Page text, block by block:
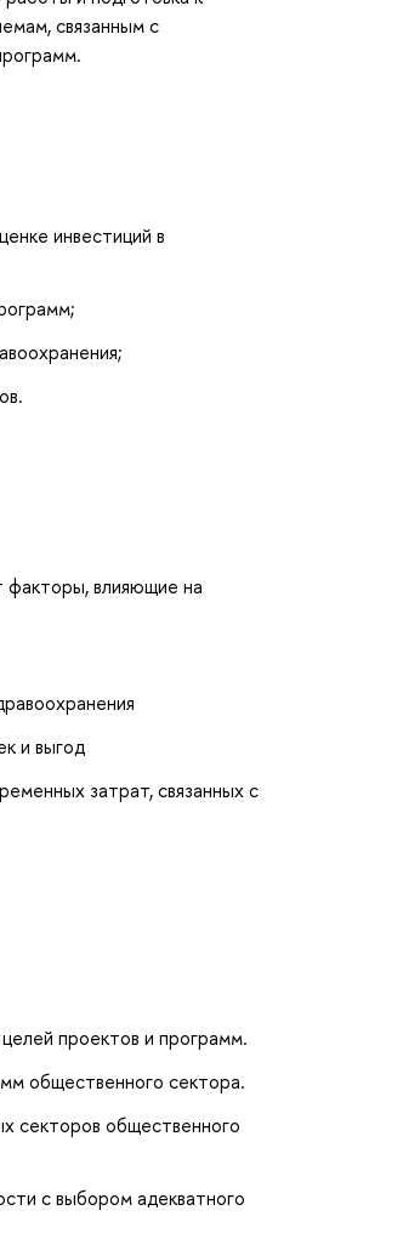
связанным с
инвестиций в
факторы, влияющие на
и выгод
затрат, связанных с
проектов и программ.
общественного сектора.
секторов общественного
с выбором адекватного